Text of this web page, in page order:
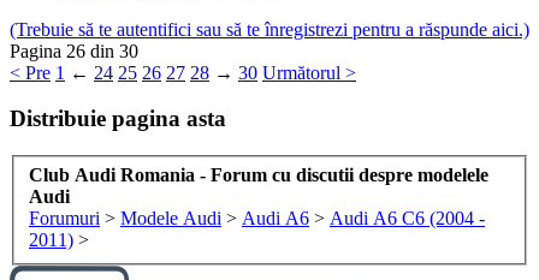
(Trebuie să te autentifici sau să te înregistrezi pentru a răspunde aici.)
Pagina 26 din 30
< Pre 1 ← 24 25 26 27 28 → 30 Următorul >
Distribuie pagina asta
Club Audi Romania - Forum cu discutii despre modelele
Audi
Forumuri > Modele Audi > Audi A6 > Audi A6 C6 (2004 -
2011) >